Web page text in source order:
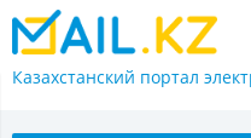
Казахстанский портал